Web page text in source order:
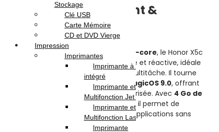
Processeur puissant &
système optimisé
Équipé du MediaTek Helio G81 Octa-core, le Honor X5c
Plus garantit une performance stable et réactive, idéale
pour les tâches quotidiennes et le multitâche. Il tourne
accompagné deMagicOS 9.0, offrant
une interface intuitive, fluide et sécurisée. Avec 4 Go de
128 Go de stockage, il permet de
conserver plus de photos, vidéos et applications sans
manquer d’espace.
Stockage
Clé USB
Carte Mémoire
CD et DVD Vierge
Impression
Imprimantes
Imprimante à Réservoir
intégré
Imprimante et
Multifonction Jet d’encre
Imprimante et
Multifonction Laser
Imprimante